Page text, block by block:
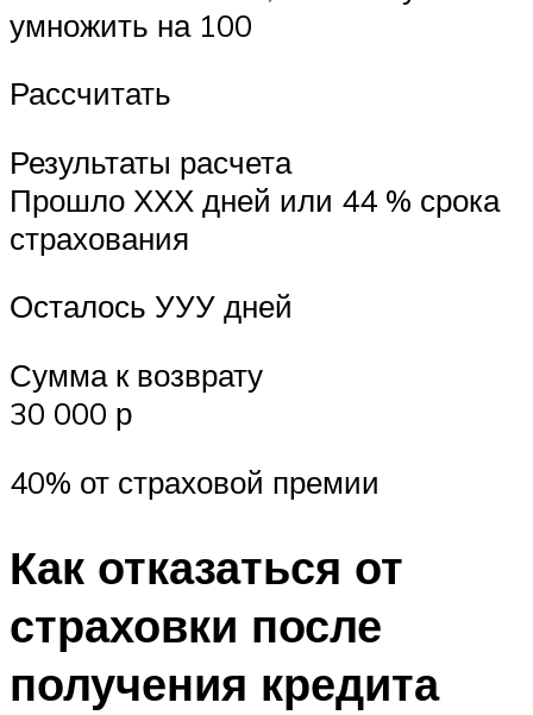
умножить на 100
Рассчитать
Результаты расчета
Прошло ХХХ дней или 44 % срока
страхования
Осталось УУУ дней
Сумма к возврату
30 000 р
40% от страховой премии
Как отказаться от
страховки после
получения кредита